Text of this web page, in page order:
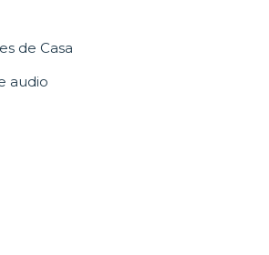
de Casa
audio